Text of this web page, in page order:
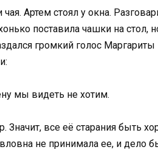
Артем стоял у окна.
поставила чашки на стол,
громкий голос
мы видеть не хотим.
Значит, все её старания быть
не принимала ее, и дело